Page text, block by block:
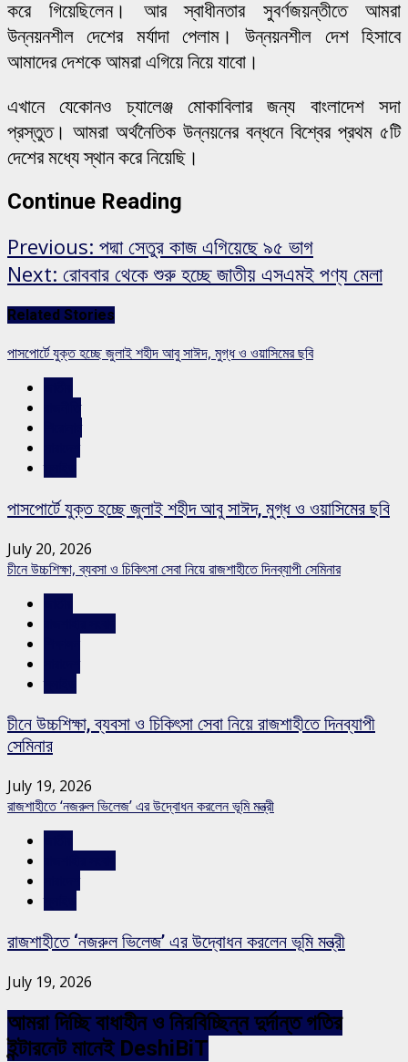
করে গিয়েছিলেন। আর স্বাধীনতার সুবর্ণজয়ন্তীতে আমরা
উন্নয়নশীল দেশের মর্যাদা পেলাম। উন্নয়নশীল দেশ হিসাবে
আমাদের দেশকে আমরা এগিয়ে নিয়ে যাবো।
এখানে যেকোনও চ্যালেঞ্জ মোকাবিলার জন্য বাংলাদেশ সদা
প্রস্তুত। আমরা অর্থনৈতিক উন্নয়নের বন্ধনে বিশ্বের প্রথম ৫টি
দেশের মধ্যে স্থান করে নিয়েছি।
Continue Reading
Previous: পদ্মা সেতুর কাজ এগিয়েছে ৯৫ ভাগ
Next: রোববার থেকে শুরু হচ্ছে জাতীয় এসএমই পণ্য মেলা
Related Stories
পাসপোর্টে যুক্ত হচ্ছে জুলাই শহীদ আবু সাঈদ, মুগ্ধ ও ওয়াসিমের ছবি
পাসপোর্টে যুক্ত হচ্ছে জুলাই শহীদ আবু সাঈদ, মুগ্ধ ও ওয়াসিমের ছবি
July 20, 2026
চীনে উচ্চশিক্ষা, ব্যবসা ও চিকিৎসা সেবা নিয়ে রাজশাহীতে দিনব্যাপী সেমিনার
চীনে উচ্চশিক্ষা, ব্যবসা ও চিকিৎসা সেবা নিয়ে রাজশাহীতে দিনব্যাপী
সেমিনার
July 19, 2026
রাজশাহীতে ‘নজরুল ভিলেজ’ এর উদ্বোধন করলেন ভূমি মন্ত্রী
রাজশাহীতে ‘নজরুল ভিলেজ’ এর উদ্বোধন করলেন ভূমি মন্ত্রী
July 19, 2026
আমরা দিচ্ছি বাধাহীন ও নিরবিচ্ছিন্ন দুর্দান্ত গতির
ইন্টারনেট মানেই DeshiBiT